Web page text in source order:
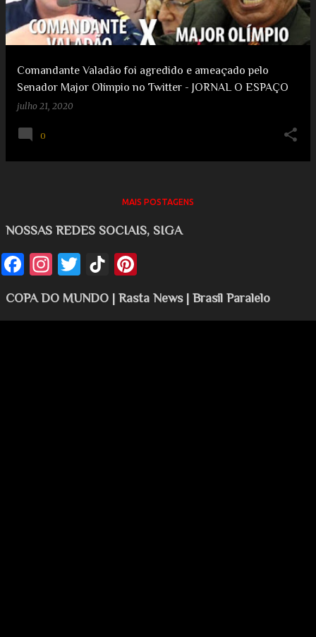
n
s
e
Comandante Valadão foi agredido e ameaçado pelo
Senador Major Olímpio no Twitter - JORNAL O ESPAÇO
julho 21, 2020
0
MAIS POSTAGENS
NOSSAS REDES SOCIAIS, SIGA
COPA DO MUNDO | Rasta News | Brasil Paralelo